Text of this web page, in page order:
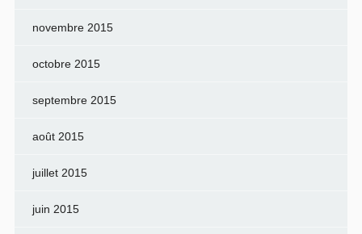
novembre 2015
octobre 2015
septembre 2015
août 2015
juillet 2015
juin 2015